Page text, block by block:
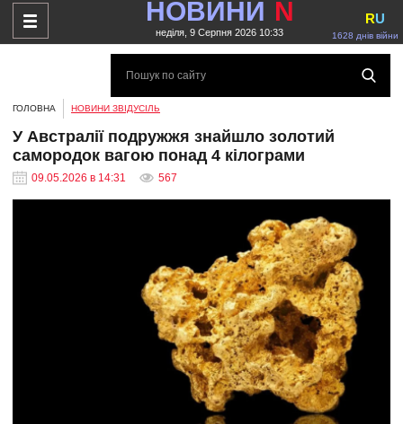
НОВИНИ N
неділя, 9 Серпня 2026 10:33 1628 днів війни
RU
ГОЛОВНА НОВИНИ ЗВІДУСІЛЬ
У Австралії подружжя знайшло золотий
самородок вагою понад 4 кілограми
09.05.2026 в 14:31 567